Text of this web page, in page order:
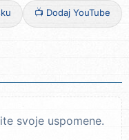
📺 Dodaj YouTube
svoje uspomene.